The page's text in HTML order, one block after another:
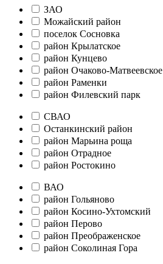
ЗАО
Можайский район
поселок Сосновка
район Крылатское
район Кунцево
район Очаково-Матвеевское
район Раменки
район Филевский парк
СВАО
Останкинский район
район Марьина роща
район Отрадное
район Ростокино
ВАО
район Гольяново
район Косино-Ухтомский
район Перово
район Преображенское
район Соколиная Гора